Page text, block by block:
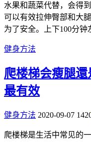
水果和蔬菜代替，会得
可以有效拉伸臀部和大
为了安全。上下100分钟
健身方法
爬楼梯会瘦腿
最有效
健身方法 2020-09-07
爬楼梯是生活中常见的